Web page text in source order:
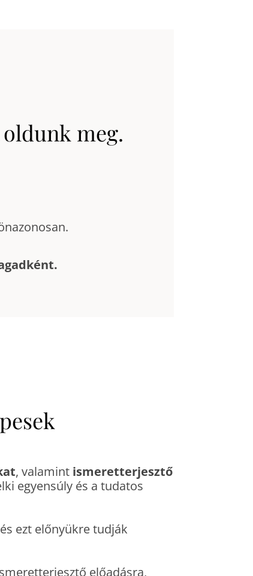
meg.
, valamint ismeretterjesztő
egyensúly és a tudatos
ezt előnyükre tudják
előadásra,